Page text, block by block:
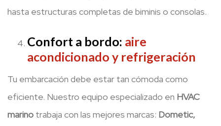
hasta estructuras completas de biminis o consolas.
Confort a bordo: aire
acondicionado y refrigeración
Tu embarcación debe estar tan cómoda como
eficiente. Nuestro equipo especializado en HVAC
marino trabaja con las mejores marcas: Dometic,